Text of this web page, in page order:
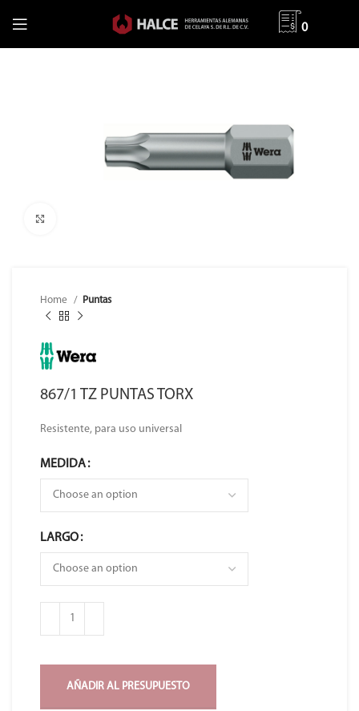
0
Home Puntas
867/1 TZ PUNTAS TORX
Resistente, para uso universal
MEDIDA
LARGO
AÑADIR AL PRESUPUESTO